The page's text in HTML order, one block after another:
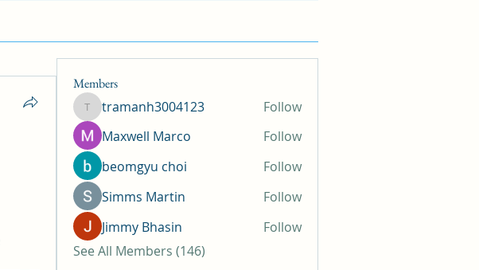
Members
tramanh3004123
tramanh3004123
Follow
Maxwell Marco
Follow
beomgyu choi
Follow
Simms Martin
Follow
Jimmy Bhasin
Follow
See All Members (146)